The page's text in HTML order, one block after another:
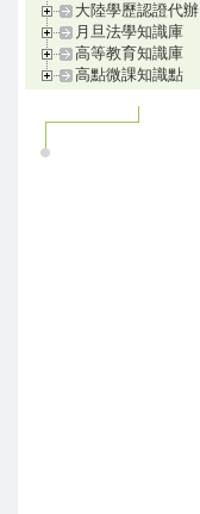
大陸學歷認證代辦
月旦法學知識庫
高等教育知識庫
高點微課知識點